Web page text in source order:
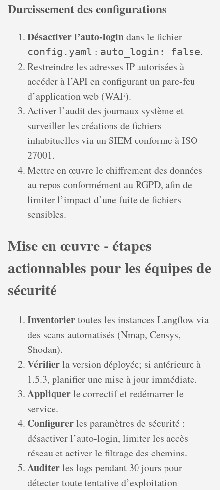
Durcissement des configurations
Désactiver l’auto-logindans le fichier
config.yaml : auto_login: false.
Restreindre les adresses IP autorisées à
accéder à l’API en configurant un pare-feu
d’application web (WAF).
Activer l’audit des journaux système et
surveiller les créations de fichiers
inhabituelles via un SIEM conforme à ISO
27001.
Mettre en œuvre le chiffrement des données
au repos conformément au RGPD, afin de
limiter l’impact d’une fuite de fichiers
sensibles.
Mise en œuvre - étapes
actionnables pour les équipes de
sécurité
Inventoriertoutes les instances Langflow via
des scans automatisés (Nmap, Censys,
Shodan).
Vérifierla version déployée; si antérieure à
1.5.3, planifier une mise à jour immédiate.
Appliquerle correctif et redémarrer le
service.
Configurerles paramètres de sécurité :
désactiver l’auto-login, limiter les accès
réseau et activer le filtrage des chemins.
Auditerles logs pendant 30 jours pour
détecter toute tentative d’exploitation